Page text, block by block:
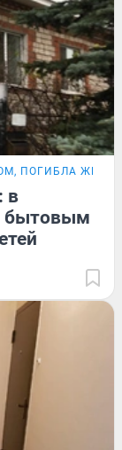
ПОГИБЛА
в
бытовым